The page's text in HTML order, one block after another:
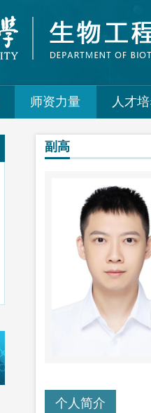
师资力量 人才
副高
个人简介